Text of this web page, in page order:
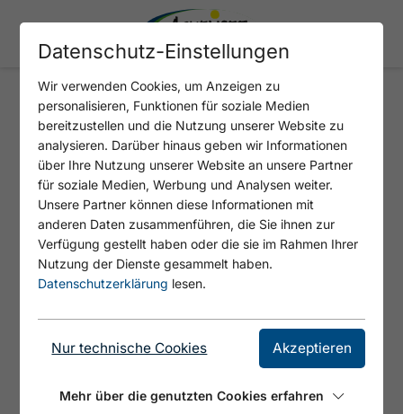
404 - SEITE NICHT
GEFUNDEN
SITEMAP
Tirols Sport & Vital Park
Achensee & seine Dörfer
Datenschutz-Einstellungen
Wir verwenden Cookies, um Anzeigen zu
personalisieren, Funktionen für soziale Medien
bereitzustellen und die Nutzung unserer Website zu
analysieren. Darüber hinaus geben wir Informationen
über Ihre Nutzung unserer Website an unsere Partner
für soziale Medien, Werbung und Analysen weiter.
Unsere Partner können diese Informationen mit
anderen Daten zusammenführen, die Sie ihnen zur
Verfügung gestellt haben oder die sie im Rahmen Ihrer
Nutzung der Dienste gesammelt haben.
Datenschutzerklärung lesen.
Nur technische Cookies Akzeptieren
Mehr über die genutzten Cookies erfahren